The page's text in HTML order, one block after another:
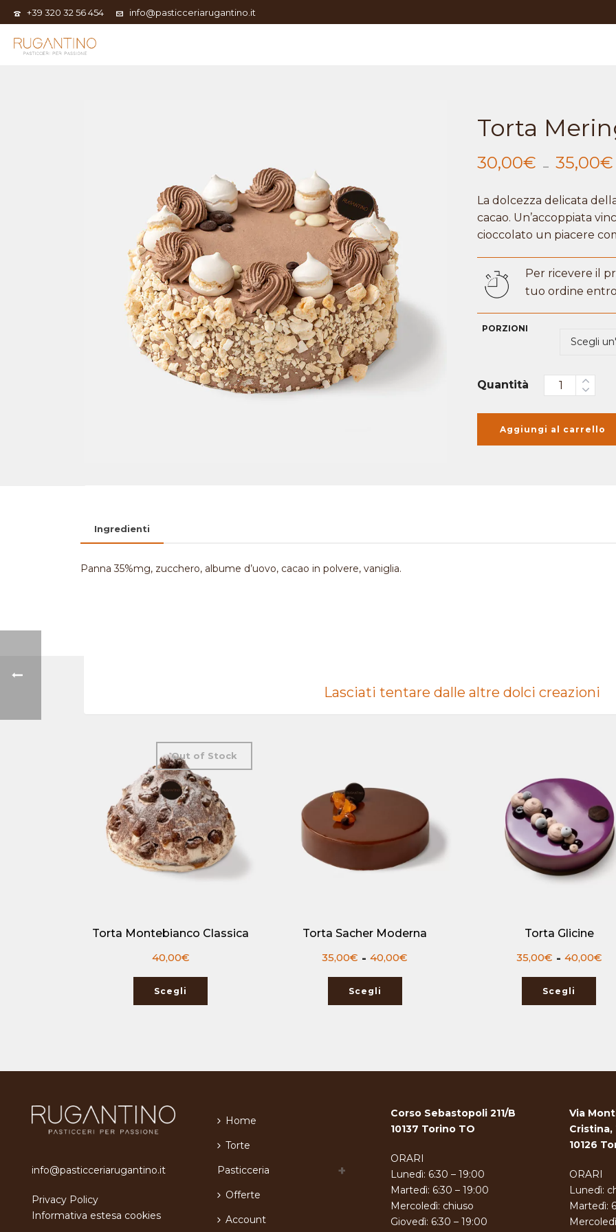
+39 320 32 56 454 info@pasticceriarugantino.it
Torta
30,00€ - 35,00€
La dolcezza delicata
cacao. Un’accoppiata
cioccolato un piacere
Per ricevere il
tuo ordine entro
PORZIONI
Quantità
Aggiungi al carrello
Ingredienti
Panna 35%mg, zucchero, albume d’uovo, cacao in polvere, vaniglia.
Lasciati tentare dalle altre dolci creazioni
Torta Montebianco Classica
Out of Stock
40,00€
Scegli
Torta Sacher Moderna
35,00€ - 40,00€
Scegli
Torta Glicine
35,00€ - 40,00€
Scegli
info@pasticceriarugantino.it
Privacy Policy
Informativa estesa cookies
Home
Torte
Pasticceria
Offerte
Account
Corso Sebastopoli 211/B
10137 Torino TO
ORARI
Lunedì: 6:30 – 19:00
Martedì: 6:30 – 19:00
Mercoledì: chiuso
Giovedì: 6:30 – 19:00
Via
Cristina,
10126
ORARI
Lunedì:
Martedì: